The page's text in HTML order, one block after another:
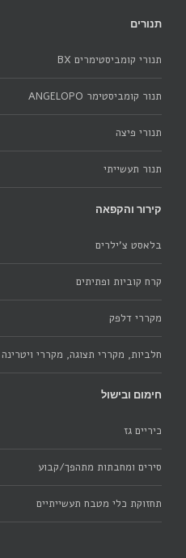
תנורים
תנורי קומביסטימרים BX
תנור קומביסטימר ANGELOPO
תנורי פיצה
תנור תעשייתי
קירור והקפאה
בלאסט צ'ילרים
קרח קוביות ופתיתים
מקררי דלפק
חלביות, מקררי תצוגה, מקררי ויטרינה
חימום ובישול
כיריים גז
סירים ומחבתות מתהפך/קבוע
תחזוקת כלי מטבח תעשייתיים